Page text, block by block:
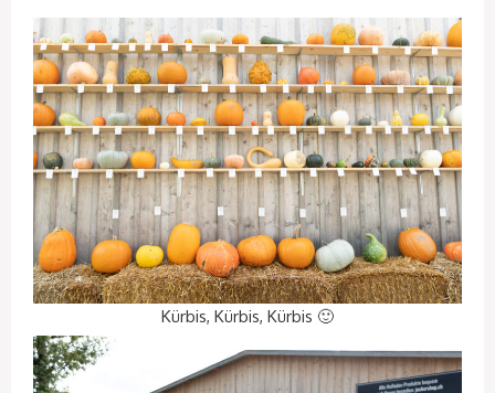
Kürbis, Kürbis, Kürbis 🙂